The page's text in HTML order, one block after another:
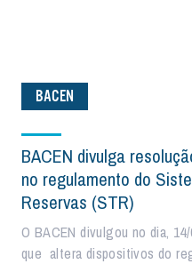
BACEN
BACEN divulga
no regulamento do
Reservas (STR)
O BACEN divulgou no dia,
que altera dispositivos do